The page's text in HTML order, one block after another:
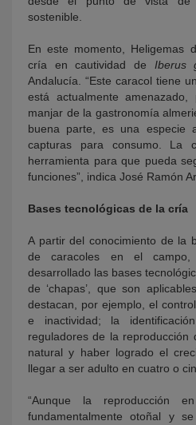
sostenible.
En este momento, Heligemas
cría en cautividad de Iberus
Andalucía. “Este caracol tiene
está actualmente
manjar de la gastronomía
buena parte, es una especie
capturas para consumo. La
herramienta para que pueda
funciones”, indica José Ramón
Bases tecnológicas de la cría
A partir del conocimiento de la
de caracoles en el campo,
desarrollado las bases
de ‘chapas’, que son
destacan, por ejemplo, el
e inactividad; la
reguladores de la reproducción
natural y haber logrado el
llegar a ser adulto en cuatro o
“Aunque la reproducción
fundamentalmente otoñal y